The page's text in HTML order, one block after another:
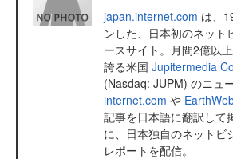
japan.internet.com は、
ンした、日本初のネット
ースサイト。月間2億以
誇る米国 Jupitermedia
(Nasdaq: JUPM) のニュ
internet.com や
記事を日本語に翻訳して
に、日本独自のネットビ
レポートを配信。